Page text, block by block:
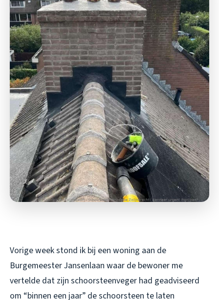
Vorige week stond ik bij een woning aan de
Burgemeester Jansenlaan waar de bewoner me
vertelde dat zijn schoorsteenveger had geadviseerd
om “binnen een jaar” de schoorsteen te laten